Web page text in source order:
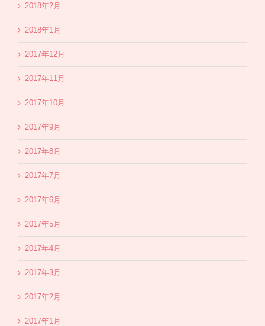
2018年2月
2018年1月
2017年12月
2017年11月
2017年10月
2017年9月
2017年8月
2017年7月
2017年6月
2017年5月
2017年4月
2017年3月
2017年2月
2017年1月